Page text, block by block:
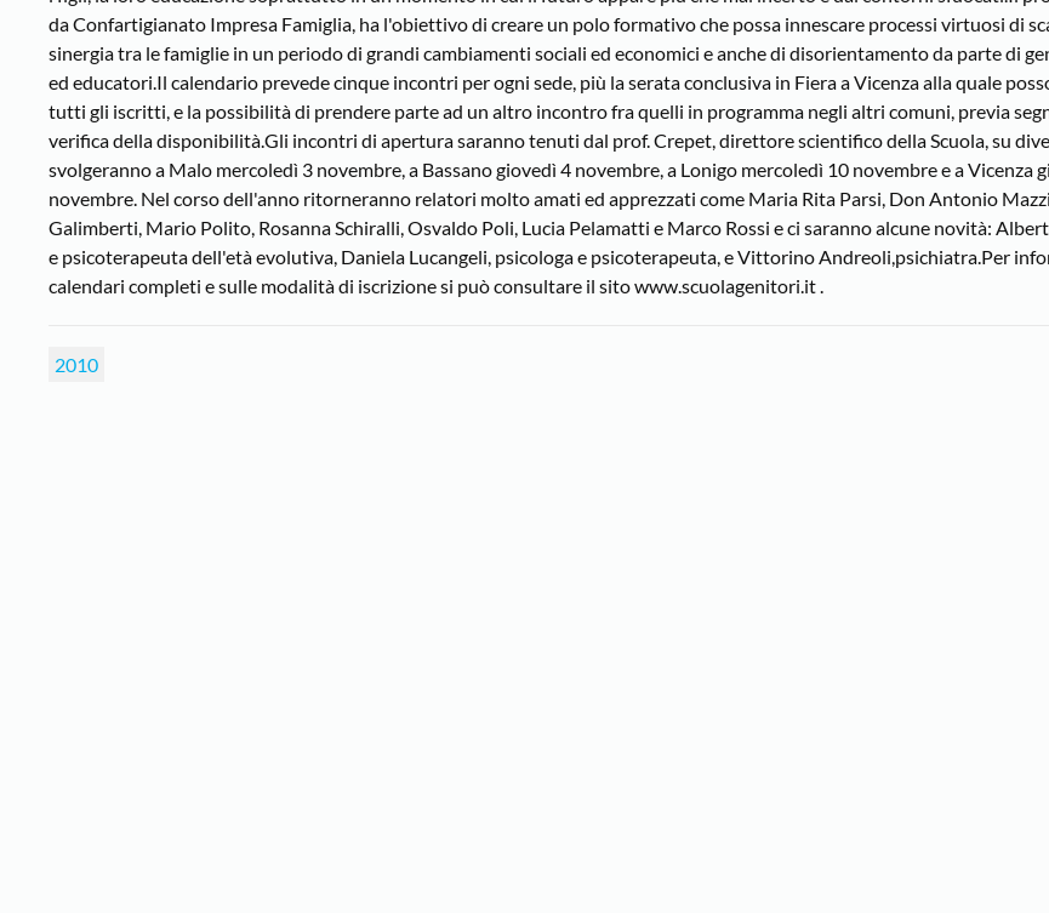
da Confartigianato Impresa Famiglia, ha l'obiettivo di creare un polo formativo che possa innescare processi virtuosi di
sinergia tra le famiglie in un periodo di grandi cambiamenti sociali ed economici e anche di disorientamento da parte di
ed educatori.Il calendario prevede cinque incontri per ogni sede, più la serata conclusiva in Fiera a Vicenza alla quale
tutti gli iscritti, e la possibilità di prendere parte ad un altro incontro fra quelli in programma negli altri comuni, previa
verifica della disponibilità.Gli incontri di apertura saranno tenuti dal prof. Crepet, direttore scientifico della Scuola, su
svolgeranno a Malo mercoledì 3 novembre, a Bassano giovedì 4 novembre, a Lonigo mercoledì 10 novembre e a Vicenza
novembre. Nel corso dell'anno ritorneranno relatori molto amati ed apprezzati come Maria Rita Parsi, Don Antonio
Galimberti, Mario Polito, Rosanna Schiralli, Osvaldo Poli, Lucia Pelamatti e Marco Rossi e ci saranno alcune novità:
e psicoterapeuta dell'età evolutiva, Daniela Lucangeli, psicologa e psicoterapeuta, e Vittorino Andreoli,psichiatra.Per
calendari completi e sulle modalità di iscrizione si può consultare il sito www.scuolagenitori.it .
2010